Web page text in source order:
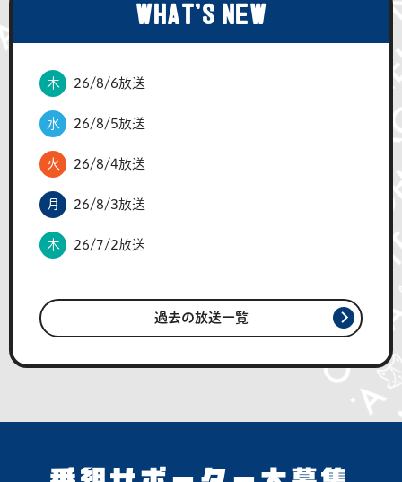
WHAT'S NEW
木 26/8/6放送
水 26/8/5放送
火 26/8/4放送
月 26/8/3放送
木 26/7/2放送
過去の放送一覧